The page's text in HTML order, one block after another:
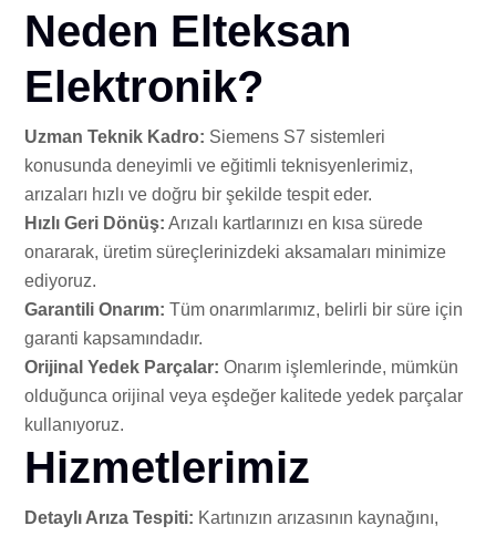
Neden Elteksan
Elektronik?
Uzman Teknik Kadro: Siemens S7 sistemleri
konusunda deneyimli ve eğitimli teknisyenlerimiz,
arızaları hızlı ve doğru bir şekilde tespit eder.
Hızlı Geri Dönüş: Arızalı kartlarınızı en kısa sürede
onararak, üretim süreçlerinizdeki aksamaları minimize
ediyoruz.
Garantili Onarım: Tüm onarımlarımız, belirli bir süre için
garanti kapsamındadır.
Orijinal Yedek Parçalar: Onarım işlemlerinde, mümkün
olduğunca orijinal veya eşdeğer kalitede yedek parçalar
kullanıyoruz.
Hizmetlerimiz
Detaylı Arıza Tespiti: Kartınızın arızasının kaynağını,